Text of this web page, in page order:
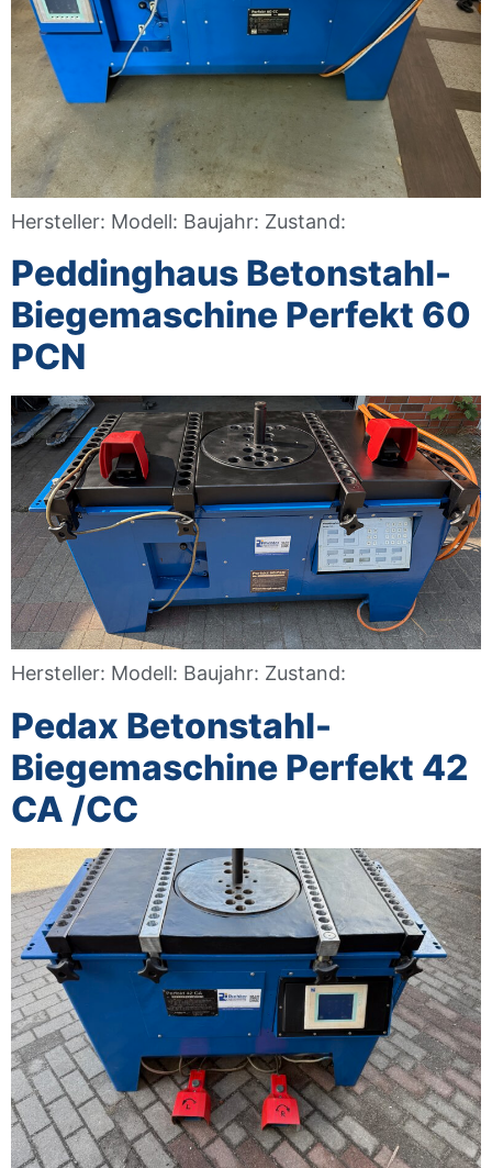
Hersteller: Modell: Baujahr: Zustand:
Peddinghaus Betonstahl-
Biegemaschine Perfekt 60
PCN
Hersteller: Modell: Baujahr: Zustand:
Pedax Betonstahl-
Biegemaschine Perfekt 42
CA /CC